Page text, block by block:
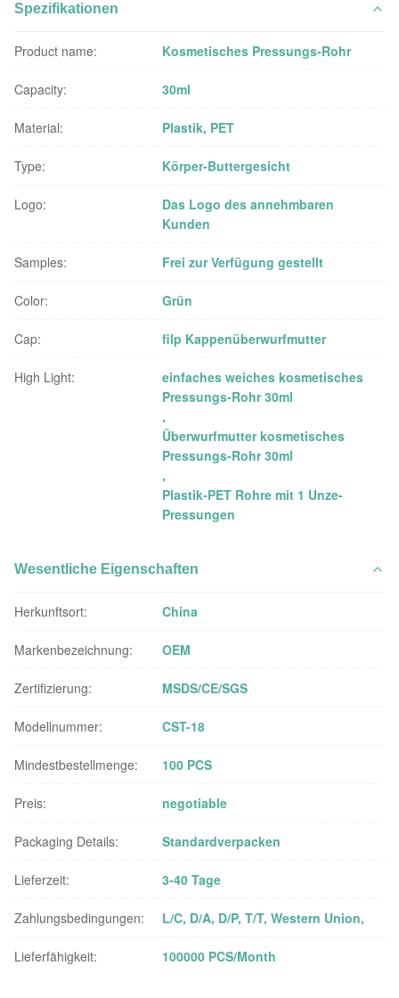
Spezifikationen
Product name: Kosmetisches Pressungs-Rohr
Capacity: 30ml
Material: Plastik, PET
Type: Körper-Buttergesicht
Logo:
Das Logo des annehmbaren
Kunden
Samples: Frei zur Verfügung gestellt
Color: Grün
Cap: filp Kappenüberwurfmutter
High Light:
einfaches weiches kosmetisches
Pressungs-Rohr 30ml
,
Überwurfmutter kosmetisches
Pressungs-Rohr 30ml
,
Plastik-PET Rohre mit 1 Unze-
Pressungen
Wesentliche Eigenschaften
Herkunftsort: China
Markenbezeichnung: OEM
Zertifizierung: MSDS/CE/SGS
Modellnummer: CST-18
Mindestbestellmenge: 100 PCS
Preis: negotiable
Packaging Details: Standardverpacken
Lieferzeit: 3-40 Tage
Zahlungsbedingungen: L/C, D/A, D/P, T/T, Western Union,
Lieferfähigkeit: 100000 PCS/Month